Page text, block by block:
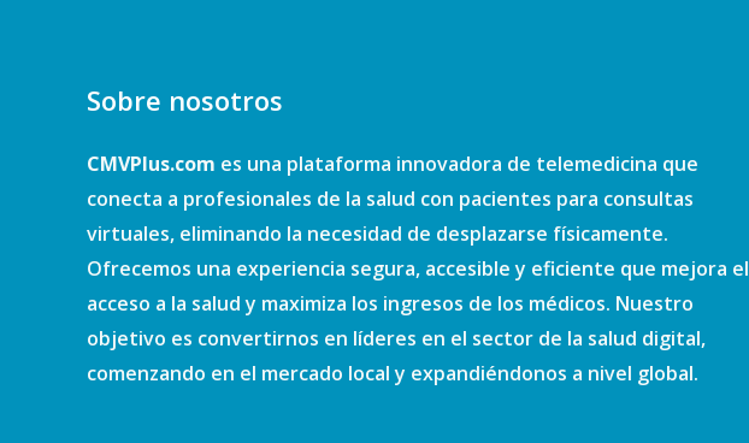
Sobre nosotros
CMVPlus.com es una plataforma innovadora de telemedicina que
conecta a profesionales de la salud con pacientes para consultas
virtuales, eliminando la necesidad de desplazarse físicamente.
Ofrecemos una experiencia segura, accesible y eficiente que mejora el
acceso a la salud y maximiza los ingresos de los médicos. Nuestro
objetivo es convertirnos en líderes en el sector de la salud digital,
comenzando en el mercado local y expandiéndonos a nivel global.